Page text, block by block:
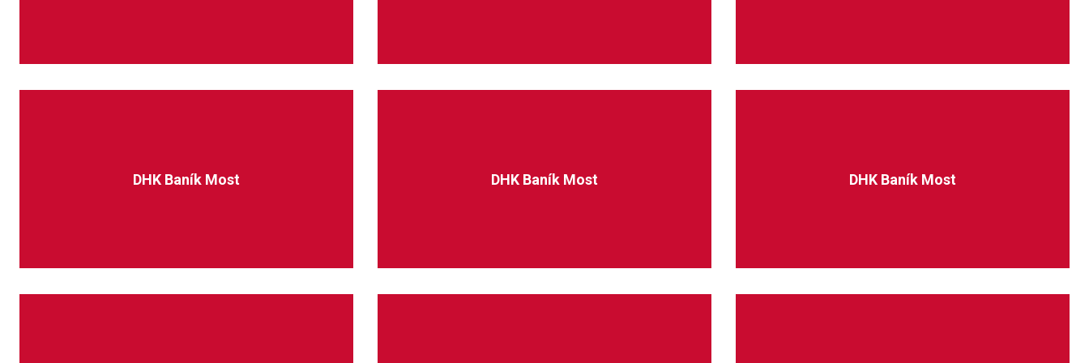
DHK Baník Most DHK Baník Most DHK Baník Most